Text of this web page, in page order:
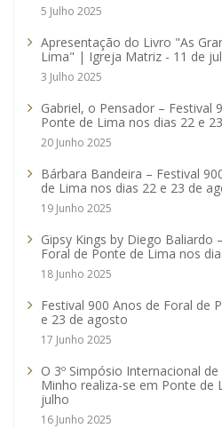
5 Julho 2025
Apresentação do Livro "As
Lima" | Igreja Matriz - 11 de
3 Julho 2025
Gabriel, o Pensador – Festival
Ponte de Lima nos dias 22 e
20 Junho 2025
Bárbara Bandeira – Festival
de Lima nos dias 22 e 23 de
19 Junho 2025
Gipsy Kings by Diego Baliardo
Foral de Ponte de Lima nos
18 Junho 2025
Festival 900 Anos de Foral de
e 23 de agosto
17 Junho 2025
O 3º Simpósio Internacional
Minho realiza-se em Ponte de
julho
16 Junho 2025